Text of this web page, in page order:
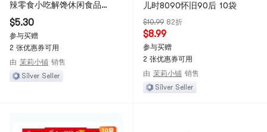
辣零食小吃解馋休闲食品
18g*5包
$5.30
参与买赠
2 张优惠券可用
由 茉莉小铺 销售
Silver Seller
儿时8090怀旧90后 10袋
$10.99 82折
$8.99
参与买赠
2 张优惠券可用
由 茉莉小铺 销售
Silver Seller